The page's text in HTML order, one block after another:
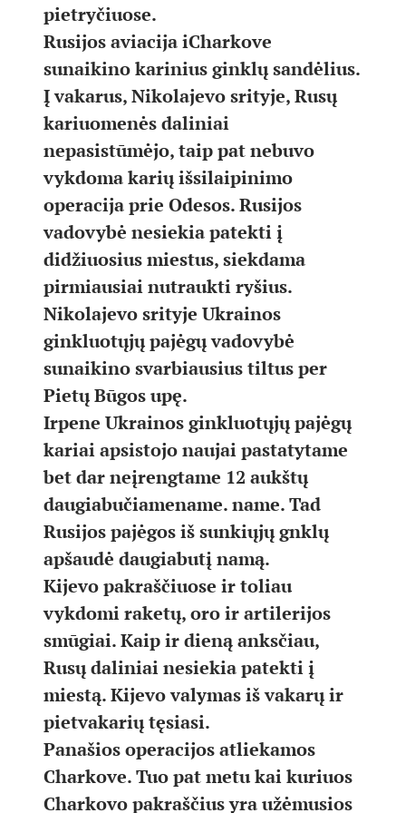
pietryčiuose.
Rusijos aviacija iCharkove
sunaikino karinius ginklų sandėlius.
Į vakarus, Nikolajevo srityje, Rusų
kariuomenės daliniai
nepasistūmėjo, taip pat nebuvo
vykdoma karių išsilaipinimo
operacija prie Odesos. Rusijos
vadovybė nesiekia patekti į
didžiuosius miestus, siekdama
pirmiausiai nutraukti ryšius.
Nikolajevo srityje Ukrainos
ginkluotųjų pajėgų vadovybė
sunaikino svarbiausius tiltus per
Pietų Būgos upę.
Irpene Ukrainos ginkluotųjų pajėgų
kariai apsistojo naujai pastatytame
bet dar neįrengtame 12 aukštų
daugiabučiamename. name. Tad
Rusijos pajėgos iš sunkiųjų gnklų
apšaudė daugiabutį namą.
Kijevo pakraščiuose ir toliau
vykdomi raketų, oro ir artilerijos
smūgiai. Kaip ir dieną anksčiau,
Rusų daliniai nesiekia patekti į
miestą. Kijevo valymas iš vakarų ir
pietvakarių tęsiasi.
Panašios operacijos atliekamos
Charkove. Tuo pat metu kai kuriuos
Charkovo pakraščius yra užėmusios